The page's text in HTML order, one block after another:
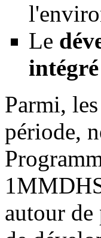
Le
intégré
Parmi,
période,
autour